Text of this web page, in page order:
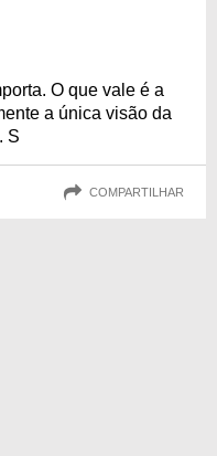
O que vale é a
a única visão da
S
COMPARTILHAR